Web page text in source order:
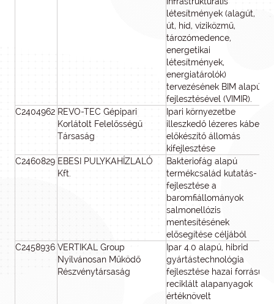
létesítmények (alagút,
út, híd, víziközmű,
tározómedence,
energetikai
létesítmények,
energiatárolók)
tervezésének BIM alapú
fejlesztésével (VIMIR).
C2404962 REVO-TEC Gépipari
Korlátolt Felelősségű
Társaság
Ipari környezetbe
illeszkedő lézeres kábel
előkészítő állomás
kifejlesztése
C2460829 EBESI PULYKAHÍZLALÓ
Kft.
Bakteriofág alapú
termékcsalád kutatás-
fejlesztése a
baromfiállományok
salmonellózis
mentesítésének
elősegítése céljából
C2458936 VERTIKAL Group
Nyilvánosan Működő
Részvénytársaság
Ipar 4.0 alapú, hibrid
gyártástechnológia
fejlesztése hazai forrású
reciklált alapanyagok
értéknövelt